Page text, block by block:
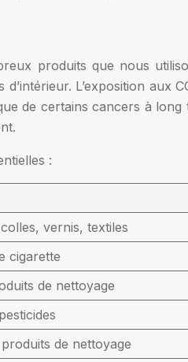
produits que nous
L’exposition aux
de certains cancers à long
:
vernis, textiles
cigarette
de nettoyage
de nettoyage